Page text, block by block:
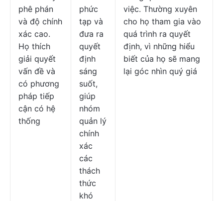
phê phán
và độ chính
xác cao.
Họ thích
giải quyết
vấn đề và
có phương
pháp tiếp
cận có hệ
thống
phức
tạp và
đưa ra
quyết
định
sáng
suốt,
giúp
nhóm
quản lý
chính
xác
các
thách
thức
khó
việc. Thường xuyên
cho họ tham gia vào
quá trình ra quyết
định, vì những hiểu
biết của họ sẽ mang
lại góc nhìn quý giá